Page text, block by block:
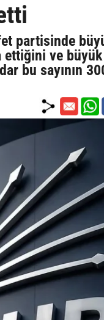
partisinde
ettiğini ve
bu sayının